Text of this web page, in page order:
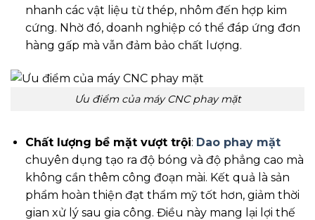
nhanh các vật liệu từ thép, nhôm đến hợp kim
cứng. Nhờ đó, doanh nghiệp có thể đáp ứng đơn
hàng gấp mà vẫn đảm bảo chất lượng.
Ưu điểm của máy CNC phay mặt
Chất lượng bề mặt vượt trội: Dao phay mặt
chuyên dụng tạo ra độ bóng và độ phẳng cao mà
không cần thêm công đoạn mài. Kết quả là sản
phẩm hoàn thiện đạt thẩm mỹ tốt hơn, giảm thời
gian xử lý sau gia công. Điều này mang lại lợi thế